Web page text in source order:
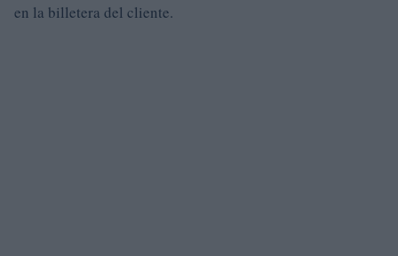
en la billetera del cliente.